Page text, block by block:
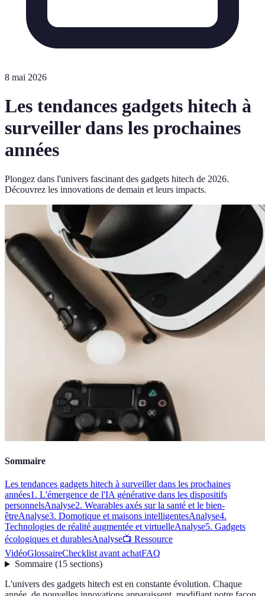
8 mai 2026
Les tendances gadgets hitech à
surveiller dans les prochaines
années
Plongez dans l'univers fascinant des gadgets hitech de 2026.
Découvrez les innovations de demain et leurs impacts.
Sommaire
Les tendances gadgets hitech à surveiller dans les prochaines
années1. L'émergence de l'IA générative dans les dispositifs
personnelsAnalyse2. Wearables axés sur la santé et le bien-
êtreAnalyse3. Domotique et maisons intelligentesAnalyse4.
Technologies de réalité augmentée et virtuelleAnalyse5. Gadgets
écologiques et durablesAnalyse📺 Ressource
VidéoGlossaireChecklist avant achatFAQ
Sommaire(15 sections)
L'univers des gadgets hitech est en constante évolution. Chaque